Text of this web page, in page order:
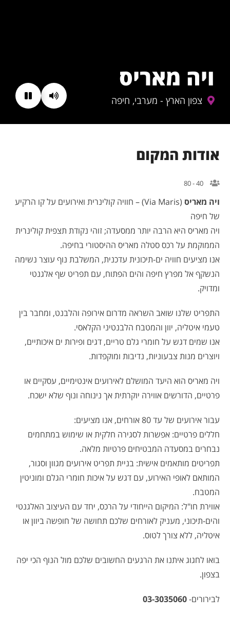
ויה מאריס
צפון הארץ - מערבי, חיפה
אודות המקום
40 - 80
ויה מאריס
(Via Maris) – חוויה קולינרית ואירועים על קו הרקיע
של חיפה
ויה מאריס היא הרבה יותר ממסעדה; זוהי נקודת תצפית קולינרית
הממוקמת על רכס סטלה מאריס ההיסטורי בחיפה.
אנו מציעים חוויה ים-תיכונית עדכנית, המשלבת נוף עוצר נשימה
הנשקף אל מפרץ חיפה והים הפתוח, עם תפריט שף אלגנטי
ומדויק.
התפריט שלנו שואב השראה מדרום אירופה והלבנט, ומחבר בין
טעמי איטליה, יוון והמטבח הלבנטיני הקלאסי.
אנו שמים דגש על חומרי גלם טריים, דגים ופירות ים איכותיים,
ויוצרים מנות צבעוניות, נדיבות ומוקפדות.
ויה מאריס הוא היעד המושלם לאירועים אינטימיים, עסקיים או
פרטיים, הדורשים אווירה יוקרתית אך נינוחה ונוף שלא ישכח.
עבור אירועים של עד 80 אורחים, אנו מציעים:
חללים פרטיים: אפשרות לסגירה חלקית או שימוש במתחמים
נבחרים במסעדה המבטיחים פרטיות מלאה.
תפריטים מותאמים אישית: בניית תפריט אירועים מגוון וסגור,
המותאם לאופי האירוע, עם דגש על איכות חומרי הגלם ומוניטין
המטבח.
אווירת חו"ל: המיקום הייחודי על הרכס, יחד עם העיצוב האלגנטי
והים-תיכוני, מעניק לאורחים שלכם תחושה של חופשה ביוון או
איטליה, ללא צורך לטוס.
בואו לחגוג איתנו את הרגעים החשובים שלכם מול הנוף הכי יפה
בצפון.
לבירורים-03-3035060